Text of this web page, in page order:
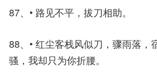
87、• 路见不平，拔刀相助。
88、• 红尘客栈风似刀，骤雨落，
骚，我却只为你折腰。